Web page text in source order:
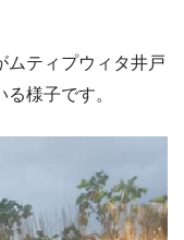
ムティプウィタ井戸
様子です。